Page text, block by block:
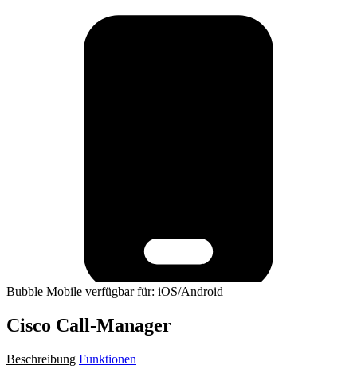
Bubble Mobile verfügbar für: iOS/Android
Cisco Call-Manager
Beschreibung Funktionen